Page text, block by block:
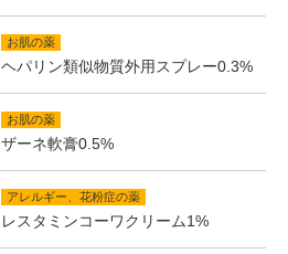
お肌の薬
ヘパリン類似物質外用スプレー0.3%
お肌の薬
ザーネ軟膏0.5%
アレルギー、花粉症の薬
レスタミンコーワクリーム1%